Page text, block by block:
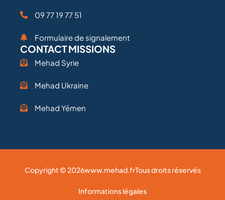
09 77 19 77 51
Formulaire de signalement
CONTACT MISSIONS
Mehad Syrie
Mehad Ukraine
Mehad Yémen
Copyright © 2026www.mehad.frTous droits réservés
Informations légales